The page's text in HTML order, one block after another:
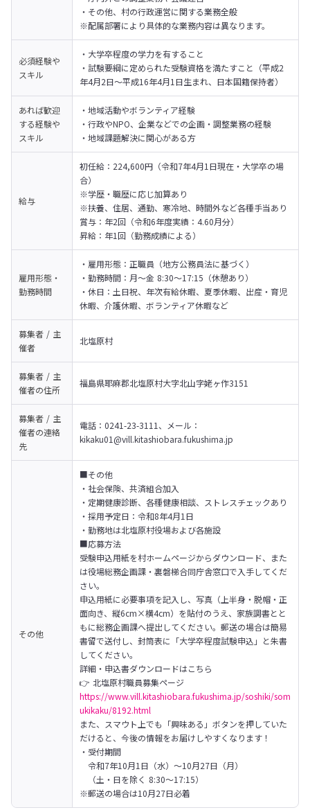
・その他、村の行政運営に関する業務全般
※配属部署により具体的な業務内容は異なります。
必須経験や
スキル
・大学卒程度の学力を有すること
・試験要綱に定められた受験資格を満たすこと（平成2
年4月2日〜平成16年4月1日生まれ、日本国籍保持者）
あれば歓迎
する経験や
スキル
・地域活動やボランティア経験
・行政やNPO、企業などでの企画・調整業務の経験
・地域課題解決に関心がある方
給与
初任給：224,600円（令和7年4月1日現在・大学卒の場
合）
※学歴・職歴に応じ加算あり
※扶養、住居、通勤、寒冷地、時間外など各種手当あり
賞与：年2回（令和6年度実績：4.60月分）
昇給：年1回（勤務成績による）
雇用形態・
勤務時間
・雇用形態：正職員（地方公務員法に基づく）
・勤務時間：月〜金 8:30〜17:15（休憩あり）
・休日：土日祝、年次有給休暇、夏季休暇、出産・育児
休暇、介護休暇、ボランティア休暇など
募集者 / 主
催者
北塩原村
募集者 / 主
催者の住所
福島県耶麻郡北塩原村大字北山字姥ヶ作3151
募集者 / 主
催者の連絡
先
電話：0241-23-3111、メール：
kikaku01@vill.kitashiobara.fukushima.jp
その他
■その他
・社会保険、共済組合加入
・定期健康診断、各種健康相談、ストレスチェックあり
・採用予定日：令和8年4月1日
・勤務地は北塩原村役場および各施設
■応募方法
受験申込用紙を村ホームページからダウンロード、また
は役場総務企画課・裏磐梯合同庁舎窓口で入手してくだ
さい。
申込用紙に必要事項を記入し、写真（上半身・脱帽・正
面向き、縦6cm×横4cm）を貼付のうえ、家族調書とと
もに総務企画課へ提出してください。郵送の場合は簡易
書留で送付し、封筒表に「大学卒程度試験申込」と朱書
してください。
詳細・申込書ダウンロードはこちら
https://www.vill.kitashiobara.fukushima.jp/soshiki/som
ukikaku/8192.html
また、スマウト上でも「興味ある」ボタンを押していた
だけると、今後の情報をお届けしやすくなります！
・受付期間
令和7年10月1日（水）〜10月27日（月）
（土・日を除く 8:30〜17:15）
※郵送の場合は10月27日必着